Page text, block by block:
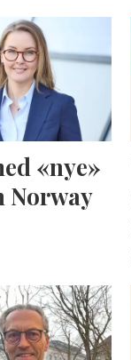
«nye»
Norway